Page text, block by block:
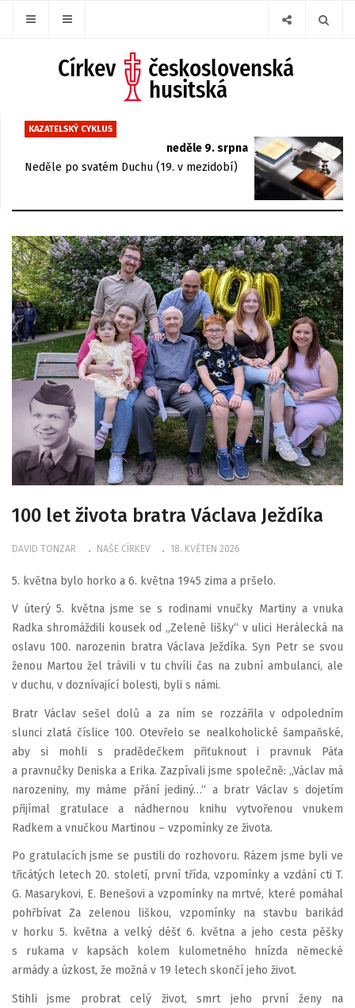
KAZATELSKÝ CYKLUS
neděle 9. srpna
Neděle po svatém Duchu (19. v mezidobí)
100 let života bratra Václava Ježdíka
DAVID TONZAR NAŠE CÍRKEV 18. KVĚTEN 2026
5. května bylo horko a 6. května 1945 zima a pršelo.
V úterý 5. května jsme se s rodinami vnučky Martiny a vnuka
Radka shromáždili kousek od „Zelené lišky“ v ulici Herálecká na
oslavu 100. narozenin bratra Václava Ježdíka. Syn Petr se svou
ženou Martou žel trávili v tu chvíli čas na zubní ambulanci, ale
v duchu, v doznívající bolesti, byli s námi.
Bratr Václav sešel dolů a za ním se rozzářila v odpoledním
slunci zlatá číslice 100. Otevřelo se nealkoholické šampaňské,
aby si mohli s pradědečkem přiťuknout i pravnuk Páťa
a pravnučky Deniska a Erika. Zazpívali jsme společně: „Václav má
narozeniny, my máme přání jediný…“ a bratr Václav s dojetím
přijímal gratulace a nádhernou knihu vytvořenou vnukem
Radkem a vnučkou Martinou – vzpomínky ze života.
Po gratulacích jsme se pustili do rozhovoru. Rázem jsme byli ve
třicátých letech 20. století, první třída, vzpomínky a vzdání cti T.
G. Masarykovi, E. Benešovi a vzpomínky na mrtvé, které pomáhal
pohřbívat Za zelenou liškou, vzpomínky na stavbu barikád
v horku 5. května a velký déšť 6. května a jeho cesta pěšky
s rukama v kapsách kolem kulometného hnízda německé
armády a úzkost, že možná v 19 letech skončí jeho život.
Stihli jsme probrat celý život, smrt jeho první ženy na